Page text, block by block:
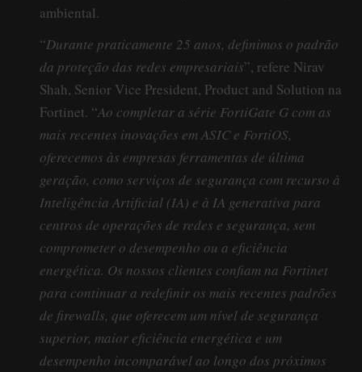
ambiental.
“Durante praticamente 25 anos, definimos o padrão
da proteção das redes empresariais”, refere Nirav
Shah, Senior Vice President, Product and Solution na
Fortinet. “Ao completar a série FortiGate G com as
mais recentes inovações em ASIC e FortiOS,
oferecemos às empresas ferramentas de última
geração, como serviços de segurança com recurso à
Inteligência Artificial (IA) e à IA generativa para
centros de operações de redes e segurança, sem
comprometer o desempenho ou a eficiência
energética. Os nossos clientes confiam na Fortinet
para continuar a redefinir os mais recentes padrões
de firewalls, que oferecem um nível de segurança
superior, maior eficiência energética e um
desempenho incomparável ao longo dos próximos